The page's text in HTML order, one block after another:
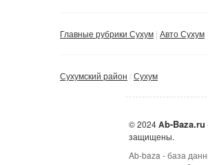
Главные рубрики Сухум Авто Сухум
Сухумский район Сухум
© 2024Ab-Baza.ru
защищены.
Ab-baza - база